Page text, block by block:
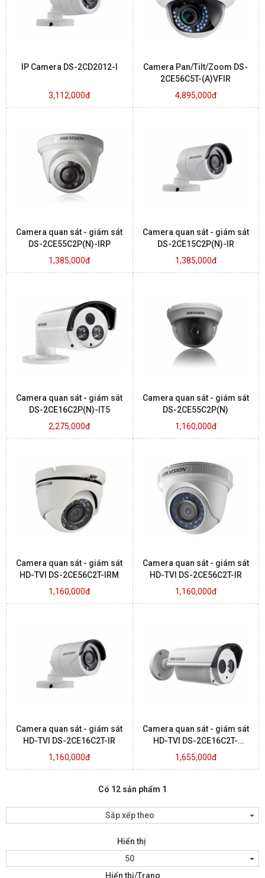
IP Camera DS-2CD2012-I
3,112,000đ
Camera Pan/Tilt/Zoom DS-
2CE56C5T-(A)VFIR
4,895,000đ
Camera quan sát - giám sát
DS-2CE55C2P(N)-IRP
1,385,000đ
Camera quan sát - giám sát
DS-2CE15C2P(N)-IR
1,385,000đ
Camera quan sát - giám sát
DS-2CE16C2P(N)-IT5
2,275,000đ
Camera quan sát - giám sát
DS-2CE55C2P(N)
1,160,000đ
Camera quan sát - giám sát
HD-TVI DS-2CE56C2T-IRM
1,160,000đ
Camera quan sát - giám sát
HD-TVI DS-2CE56C2T-IR
1,160,000đ
Camera quan sát - giám sát
HD-TVI DS-2CE16C2T-IR
1,160,000đ
Camera quan sát - giám sát
HD-TVI DS-2CE16C2T-
IT1.IT3
1,655,000đ
Có 12 sản phẩm 1
Sắp xếp theo
Hiển thị
50
Hiển thị/Trang